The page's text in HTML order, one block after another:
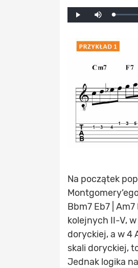
Play
Loaded:
Progress:
0%
Na początek
Bbm7 Eb7 | Am7
kolejnych II-V,
doryckiej, a w 4
skali doryckiej,
Jednak logika